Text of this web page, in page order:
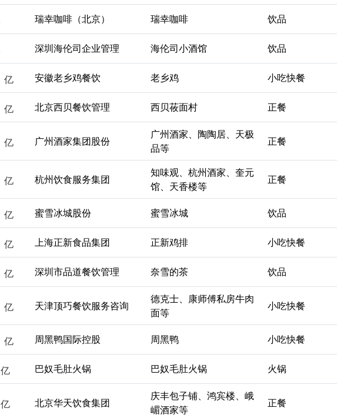
瑞幸咖啡（北京） 瑞幸咖啡 饮品
深圳海伦司企业管理 海伦司小酒馆 饮品
亿 安徽老乡鸡餐饮 老乡鸡 小吃快餐
亿 北京西贝餐饮管理 西贝莜面村 正餐
亿 广州酒家集团股份
广州酒家、陶陶居、天极
品等
正餐
亿 杭州饮食服务集团
知味观、杭州酒家、奎元
馆、天香楼等
正餐
亿 蜜雪冰城股份 蜜雪冰城 饮品
亿 上海正新食品集团 正新鸡排 小吃快餐
亿 深圳市品道餐饮管理 奈雪的茶 饮品
亿 天津顶巧餐饮服务咨询
德克士、康师傅私房牛肉
面等
小吃快餐
亿 周黑鸭国际控股 周黑鸭 小吃快餐
亿 巴奴毛肚火锅 巴奴毛肚火锅 火锅
亿 北京华天饮食集团
庆丰包子铺、鸿宾楼、峨
嵋酒家等
正餐